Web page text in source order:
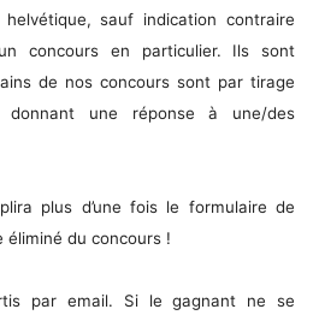
sauf indication contraire
concours en particulier. Ils sont
de nos concours sont par tirage
une réponse à une/des
plus d’une fois le formulaire de
du concours !
par email. Si le gagnant ne se